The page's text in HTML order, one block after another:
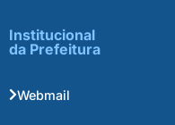
Institucional
da Prefeitura
Webmail